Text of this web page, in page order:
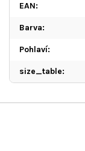
EAN:
Barva:
Pohlaví:
size_table: